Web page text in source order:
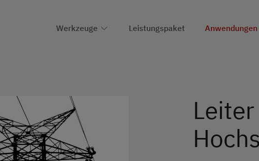
Werkzeuge Leistungspaket Anwendungen
Leiter